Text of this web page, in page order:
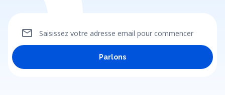
Saisissez votre adresse email pour commencer
mail
Parlons